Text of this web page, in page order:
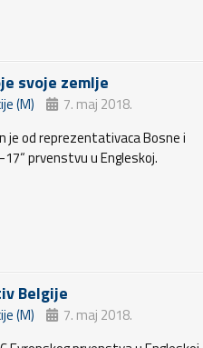
svoje zemlje
(M)
7. maj 2018.
je od reprezentativaca Bosne i
prvenstvu u Engleskoj.
Belgije
(M)
7. maj 2018.